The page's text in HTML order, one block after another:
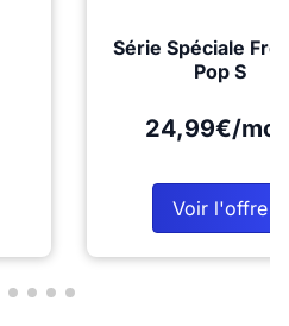
Série Spéciale
Pop S
24,99€/
Voir l'offre